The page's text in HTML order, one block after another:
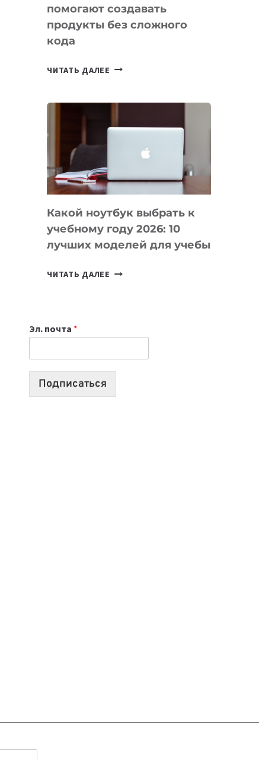
помогают создавать
продукты без сложного
кода
ЧИТАТЬ ДАЛЕЕ
КОТОРЫЕ
СОЗДАВАТЬ
БЕЗ
КОДА
Какой ноутбук выбрать к
учебному году 2026: 10
лучших моделей для учебы
ЧИТАТЬ ДАЛЕЕ КАКОЙ
2026:
10
Эл. почта *
Подписаться